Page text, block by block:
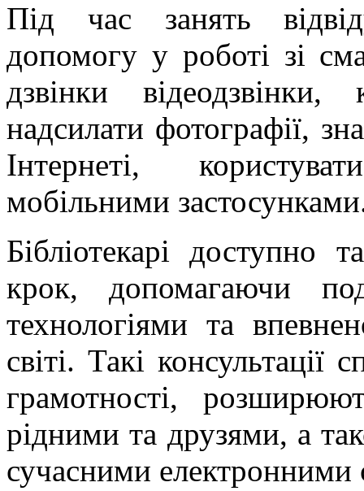
Під час занять
допомогу у роботі зі
дзвінки відеодзвінки,
надсилати фотографії,
Інтернеті,
мобільними
Бібліотекарі доступно
крок, допомагаючи
технологіями та
світі. Такі
грамотності,
рідними та друзями, а
сучасними електронними